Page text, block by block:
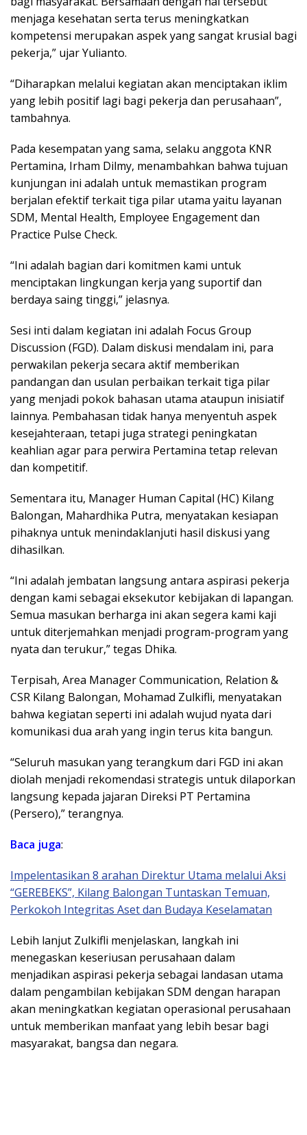
menjaga kesehatan serta terus meningkatkan
kompetensi merupakan aspek yang sangat krusial bagi
pekerja,” ujar Yulianto.
“Diharapkan melalui kegiatan akan menciptakan iklim
yang lebih positif lagi bagi pekerja dan perusahaan”,
tambahnya.
Pada kesempatan yang sama, selaku anggota KNR
Pertamina, Irham Dilmy, menambahkan bahwa tujuan
kunjungan ini adalah untuk memastikan program
berjalan efektif terkait tiga pilar utama yaitu layanan
SDM, Mental Health, Employee Engagement dan
Practice Pulse Check.
“Ini adalah bagian dari komitmen kami untuk
menciptakan lingkungan kerja yang suportif dan
berdaya saing tinggi,” jelasnya.
Sesi inti dalam kegiatan ini adalah Focus Group
Discussion (FGD). Dalam diskusi mendalam ini, para
perwakilan pekerja secara aktif memberikan
pandangan dan usulan perbaikan terkait tiga pilar
yang menjadi pokok bahasan utama ataupun inisiatif
lainnya. Pembahasan tidak hanya menyentuh aspek
kesejahteraan, tetapi juga strategi peningkatan
keahlian agar para perwira Pertamina tetap relevan
dan kompetitif.
Sementara itu, Manager Human Capital (HC) Kilang
Balongan, Mahardhika Putra, menyatakan kesiapan
pihaknya untuk menindaklanjuti hasil diskusi yang
dihasilkan.
“Ini adalah jembatan langsung antara aspirasi pekerja
dengan kami sebagai eksekutor kebijakan di lapangan.
Semua masukan berharga ini akan segera kami kaji
untuk diterjemahkan menjadi program-program yang
nyata dan terukur,” tegas Dhika.
Terpisah, Area Manager Communication, Relation &
CSR Kilang Balongan, Mohamad Zulkifli, menyatakan
bahwa kegiatan seperti ini adalah wujud nyata dari
komunikasi dua arah yang ingin terus kita bangun.
“Seluruh masukan yang terangkum dari FGD ini akan
diolah menjadi rekomendasi strategis untuk dilaporkan
langsung kepada jajaran Direksi PT Pertamina
(Persero),” terangnya.
Baca juga:
Impelentasikan 8 arahan Direktur Utama melalui Aksi
“GEREBEKS”, Kilang Balongan Tuntaskan Temuan,
Perkokoh Integritas Aset dan Budaya Keselamatan
Lebih lanjut Zulkifli menjelaskan, langkah ini
menegaskan keseriusan perusahaan dalam
menjadikan aspirasi pekerja sebagai landasan utama
dalam pengambilan kebijakan SDM dengan harapan
akan meningkatkan kegiatan operasional perusahaan
untuk memberikan manfaat yang lebih besar bagi
masyarakat, bangsa dan negara.